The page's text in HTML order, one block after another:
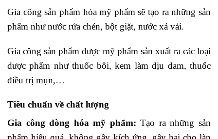
Gia công sản phẩm hóa mỹ phẩm sẽ tạo ra những sản
phẩm như nước rửa chén, bột giặt, nước xả vải.
Gia công sản phẩm dược mỹ phẩm sản xuất ra các loại
dược phẩm như thuốc bôi, kem làm dịu dam, thuốc
điều trị mụn,…
Tiêu chuẩn về chất lượng
Gia công dòng hóa mỹ phẩm: Tạo ra những sản